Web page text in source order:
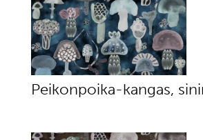
Peikonpoika-kangas,